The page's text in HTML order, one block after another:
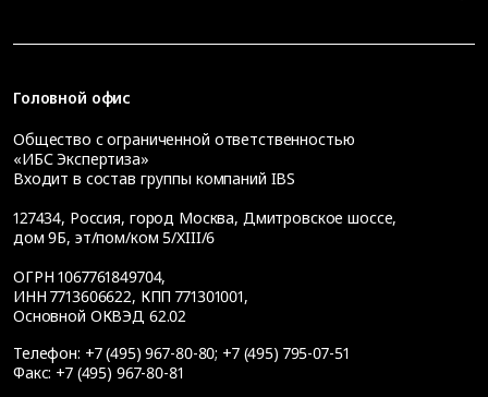
Головной офис
Общество с ограниченной ответственностью
«ИБС Экспертиза»
Входит в состав группы компаний IBS
127434, Россия, город Москва, Дмитровское шоссе,
дом 9Б, эт/пом/ком 5/XIII/6
ОГРН 1067761849704,
ИНН 7713606622, КПП 771301001,
Основной ОКВЭД 62.02
Телефон: +7 (495) 967-80-80; +7 (495) 795-07-51
Факс: +7 (495) 967-80-81